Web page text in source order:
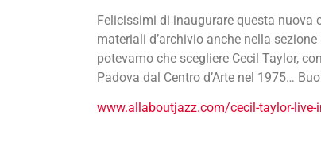
Felicissimi di inaugurare questa nuova
materiali d’archivio anche nella
potevamo che scegliere Cecil Taylor,
Padova dal Centro d’Arte nel 1975…
www.allaboutjazz.com/cecil-taylor-live-